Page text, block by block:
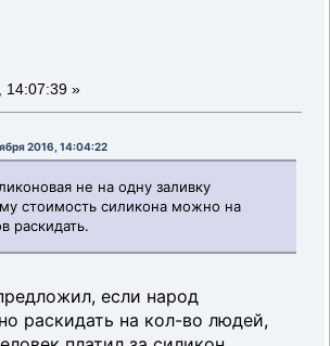
14:07:39 »
2016, 14:04:22
не на одну заливку
стоимость силикона можно на
раскидать.
если народ
раскидать на кол-во людей,